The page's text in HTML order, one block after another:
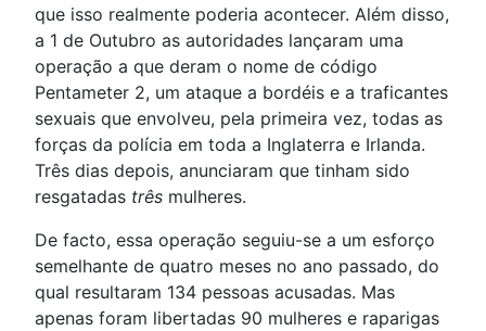
que isso realmente poderia acontecer. Além disso,
a 1 de Outubro as autoridades lançaram uma
operação a que deram o nome de código
Pentameter 2, um ataque a bordéis e a traficantes
sexuais que envolveu, pela primeira vez, todas as
forças da polícia em toda a Inglaterra e Irlanda.
Três dias depois, anunciaram que tinham sido
resgatadas três mulheres.
De facto, essa operação seguiu-se a um esforço
semelhante de quatro meses no ano passado, do
qual resultaram 134 pessoas acusadas. Mas
apenas foram libertadas 90 mulheres e raparigas